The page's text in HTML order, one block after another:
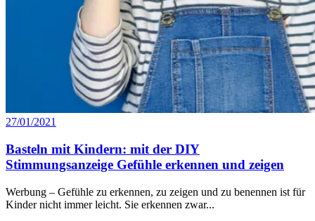
27/01/2021
Basteln mit Kindern: mit der DIY
Stimmungsanzeige Gefühle erkennen und zeigen
Werbung – Gefühle zu erkennen, zu zeigen und zu benennen ist für
Kinder nicht immer leicht. Sie erkennen zwar...